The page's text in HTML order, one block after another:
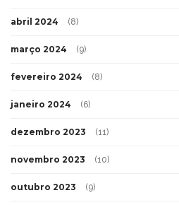
abril 2024 (8)
março 2024 (9)
fevereiro 2024 (8)
janeiro 2024 (6)
dezembro 2023 (11)
novembro 2023 (10)
outubro 2023 (9)